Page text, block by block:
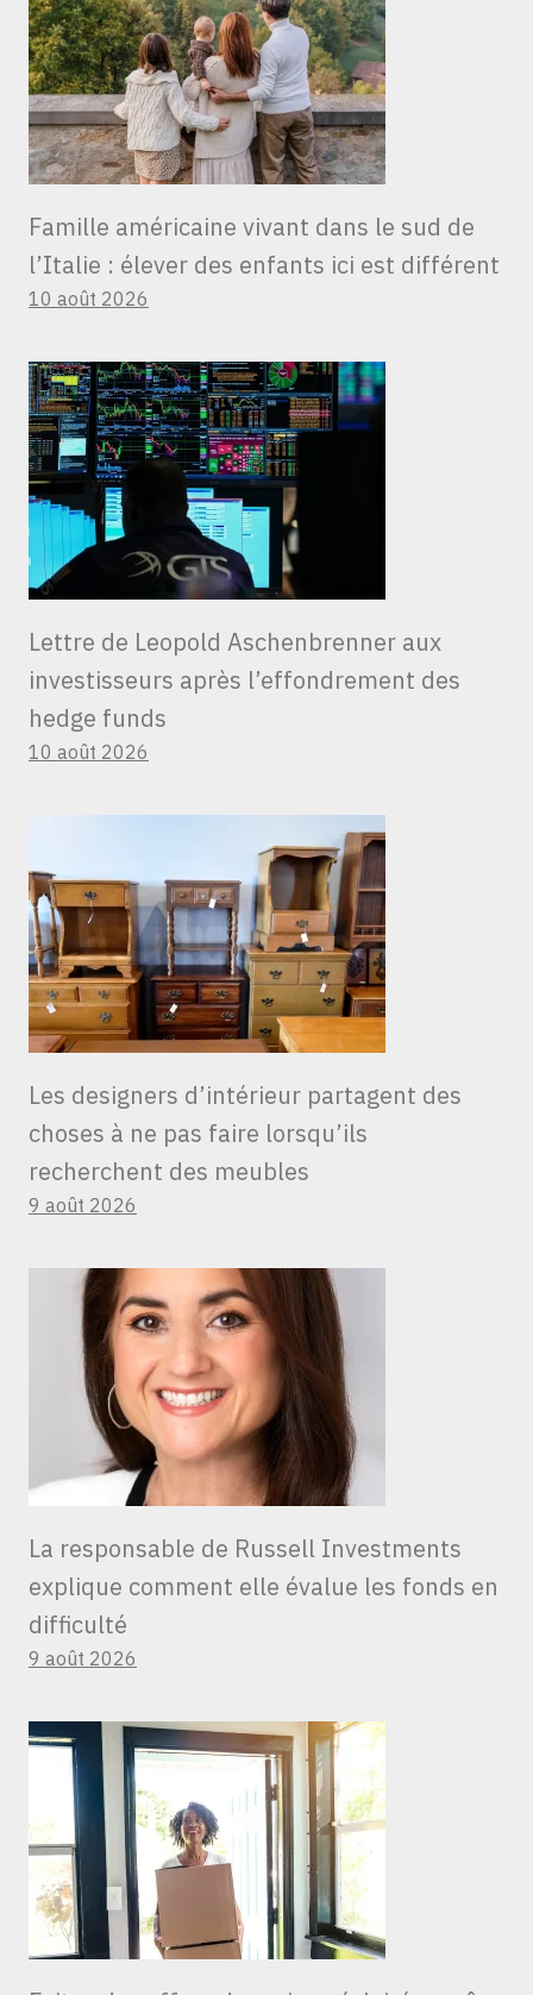
Famille américaine vivant dans le sud de
l’Italie : élever des enfants ici est différent
10 août 2026
Lettre de Leopold Aschenbrenner aux
investisseurs après l’effondrement des
hedge funds
10 août 2026
Les designers d’intérieur partagent des
choses à ne pas faire lorsqu’ils
recherchent des meubles
9 août 2026
La responsable de Russell Investments
explique comment elle évalue les fonds en
difficulté
9 août 2026